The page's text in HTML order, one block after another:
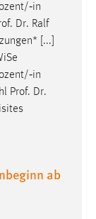
‐in
Dr. Ralf
[...]
‐in
Prof. Dr.
ab